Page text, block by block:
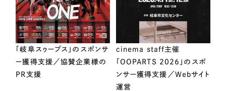
「岐阜スゥープス」のスポンサ
ー獲得支援／協賛企業様の
PR支援
cinema staff主催
「OOPARTS 2026」のスポ
ンサー獲得支援／Webサイト
運営